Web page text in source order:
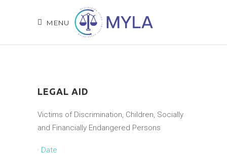
MENU
LEGAL AID
Victims of Discrimination, Children, Socially
and Financially Endangered Persons
Date